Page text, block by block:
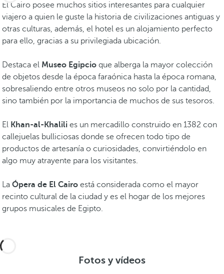
El Cairo posee muchos sitios interesantes para cualquier
viajero a quien le guste la historia de civilizaciones antiguas y
otras culturas, además, el hotel es un alojamiento perfecto
para ello, gracias a su privilegiada ubicación.
Destaca el Museo Egipcio que alberga la mayor colección
de objetos desde la época faraónica hasta la época romana,
sobresaliendo entre otros museos no solo por la cantidad,
sino también por la importancia de muchos de sus tesoros.
El Khan-al-Khalili es un mercadillo construido en 1382 con
callejuelas bulliciosas donde se ofrecen todo tipo de
productos de artesanía o curiosidades, convirtiéndolo en
algo muy atrayente para los visitantes.
La Ópera de El Cairo está considerada como el mayor
recinto cultural de la ciudad y es el hogar de los mejores
grupos musicales de Egipto.
Fotos y vídeos